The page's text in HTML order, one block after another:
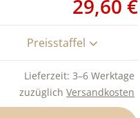
29,60 €
Preisstaffel
Lieferzeit: 3–6 Werktage
zuzüglich Versandkosten